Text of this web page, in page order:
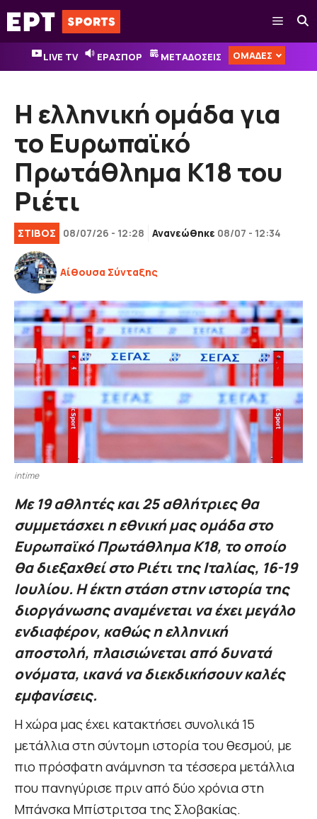
Μετάβαση
σε
περιεχόμενο
Μενού
LIVE TV ΕΡΑΣΠΟΡ ΜΕΤΑΔΟΣΕΙΣ ΟΜΑΔΕΣ
Η ελληνική ομάδα για
το Ευρωπαϊκό
Πρωτάθλημα Κ18 του
Ριέτι
ΣΤΙΒΟΣ 08/07/26 - 12:28 Ανανεώθηκε 08/07 - 12:34
Αίθουσα Σύνταξης
intime
Με 19 αθλητές και 25 αθλήτριες θα
συμμετάσχει η εθνική μας ομάδα στο
Ευρωπαϊκό Πρωτάθλημα Κ18, το οποίο
θα διεξαχθεί στο Ριέτι της Ιταλίας, 16-19
Ιουλίου. Η έκτη στάση στην ιστορία της
διοργάνωσης αναμένεται να έχει μεγάλο
ενδιαφέρον, καθώς η ελληνική
αποστολή, πλαισιώνεται από δυνατά
ονόματα, ικανά να διεκδικήσουν καλές
εμφανίσεις.
Η χώρα μας έχει κατακτήσει συνολικά 15
μετάλλια στη σύντομη ιστορία του θεσμού, με
πιο πρόσφατη ανάμνηση τα τέσσερα μετάλλια
που πανηγύρισε πριν από δύο χρόνια στη
Μπάνσκα Μπίστριτσα της Σλοβακίας.